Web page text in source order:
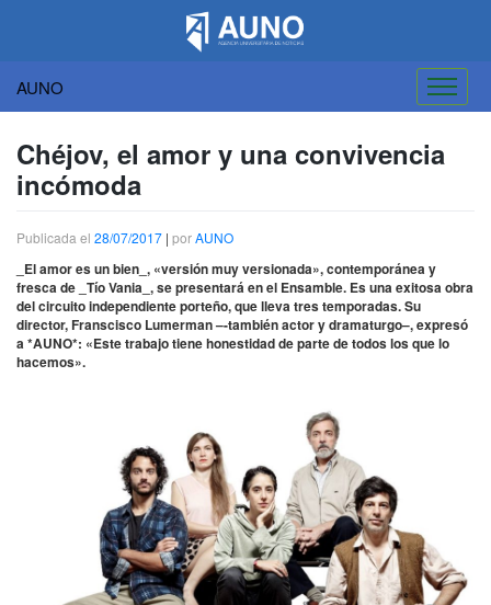
AUNO
contenido
Chéjov, el amor y una convivencia
incómoda
Publicada el 28/07/2017 | porAUNO
_El amor es un bien_, «versión muy versionada», contemporánea y
fresca de _Tío Vania_, se presentará en el Ensamble. Es una exitosa obra
del circuito independiente porteño, que lleva tres temporadas. Su
director, Franscisco Lumerman –-también actor y dramaturgo–, expresó
a *AUNO*: «Este trabajo tiene honestidad de parte de todos los que lo
hacemos».